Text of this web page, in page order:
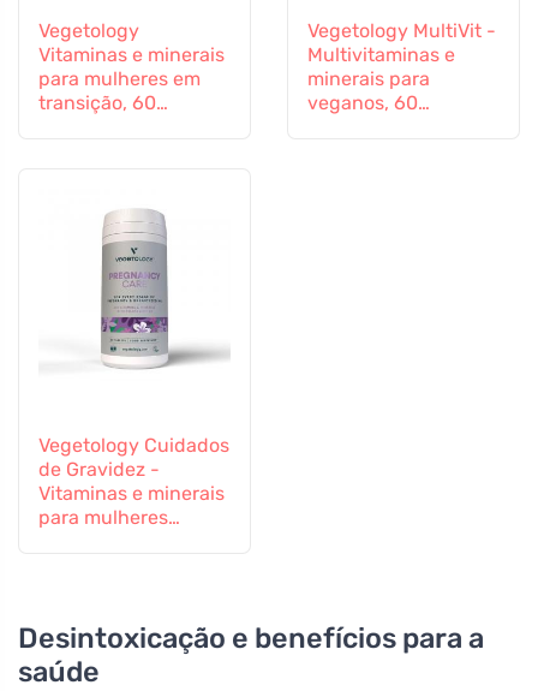
Vegetology
Vitaminas e minerais
para mulheres em
transição, 60
Vegetology MultiVit -
Multivitaminas e
minerais para
veganos, 60
Vegetology Cuidados
de Gravidez -
Vitaminas e minerais
para mulheres
Desintoxicação e benefícios para a
saúde